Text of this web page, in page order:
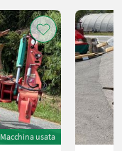
Macchina usata